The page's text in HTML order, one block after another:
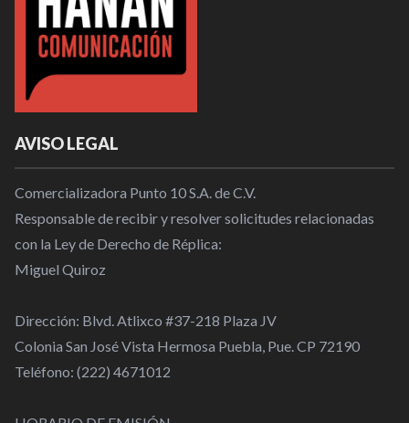
AVISO LEGAL
Comercializadora Punto 10 S.A. de C.V.
Responsable de recibir y resolver solicitudes relacionadas
con la Ley de Derecho de Réplica:
Miguel Quiroz
Dirección: Blvd. Atlixco #37-218 Plaza JV
Colonia San José Vista Hermosa Puebla, Pue. CP 72190
Teléfono: (222) 4671012